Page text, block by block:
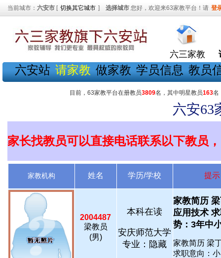
当前城市： 六安市 [ 切换其它城市 ] 选择城市 您好，欢迎来63家教平台！请 登
六三家教
六安站 请家教 做家教 学员信息 教员
目前，63家教平台在册教员3809名，其中明星教员163名
六安63
家长找教员可以直接电话联系以下教员
家教机构 姓名 学历/学校 提
2004487
梁教员
(男)
本科在读
安庆师范大学
专业：隐藏
家教简历
应用技术
势：3年中
家教简历 梁
求职意向：小